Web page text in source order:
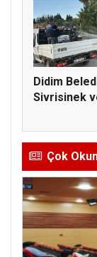
Didim
Sivrisinek
Çok